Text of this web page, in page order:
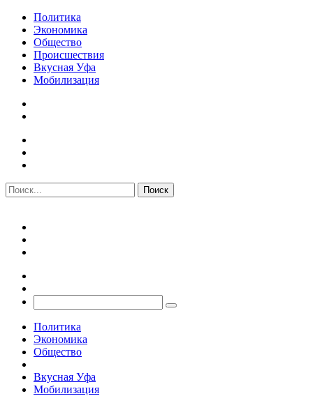
Политика
Экономика
Общество
Происшествия
Вкусная Уфа
Мобилизация
Политика
Экономика
Общество
Вкусная Уфа
Мобилизация